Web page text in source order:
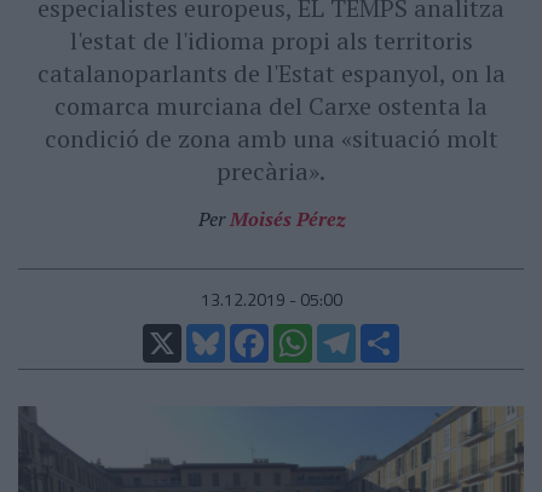
especialistes europeus, EL TEMPS analitza
l'estat de l'idioma propi als territoris
catalanoparlants de l'Estat espanyol, on la
comarca murciana del Carxe ostenta la
condició de zona amb una «situació molt
precària».
PerMoisés Pérez
13.12.2019 - 05:00
X
BlueskyFacebookWhatsAppTelegram